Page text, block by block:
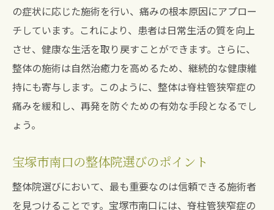
整体で痛みを和らげる脊柱管狭窄症患者が知っ
ておくべき施術法
脊柱管狭窄症に効果的な整体テクニック
痛みを緩和する具体的な施術例
日常でできるセルフケアと整体の関係
患者の心得：施術前後のケア
宝塚市南口の整体が示す脊柱管狭窄症への新た
の症状に応じた施術を行い、痛みの根本原因にアプロー
チしています。これにより、患者は日常生活の質を向上
させ、健康な生活を取り戻すことができます。さらに、
整体の施術は自然治癒力を高めるため、継続的な健康維
持にも寄与します。このように、整体は脊柱管狭窄症の
痛みを緩和し、再発を防ぐための有効な手段となるでし
ょう。
宝塚市南口の整体院選びのポイント
整体院選びにおいて、最も重要なのは信頼できる施術者
を見つけることです。宝塚市南口には、脊柱管狭窄症の